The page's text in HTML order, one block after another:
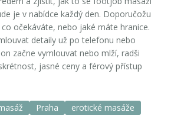
je v nabídce každý den. Doporučožu
očekáváte, nebo jaké máte hranice.
detaily už po telefonu nebo
začne vymlouvat nebo mlží, radši
jasné ceny a férový přístup
Praha
erotické masáže